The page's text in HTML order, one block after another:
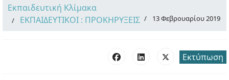
Εκπαιδευτική Κλίμακα
ΕΚΠΑΙΔΕΥΤΙΚΟΙ : ΠΡΟΚΗΡΥΞΕΙΣ
13 Φεβρουαρίου 2019
Εκτύπωση